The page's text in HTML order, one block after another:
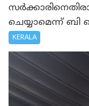
ചെയ്യാമെന്ന് ബി
KERALA